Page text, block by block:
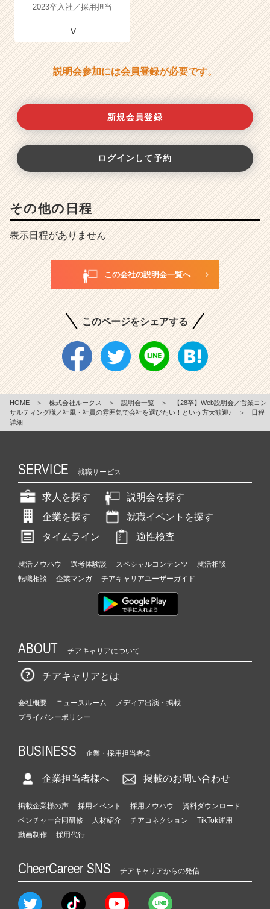
2023卒入社／採用担当
説明会参加には会員登録が必要です。
新規会員登録
ログインして予約
その他の日程
表示日程がありません
この会社の説明会一覧へ
このページをシェアする
HOME ＞ 株式会社ルークス ＞ 説明会一覧 ＞
【28卒】Web説明会／営業コン
サルティング職／社風・社員の雰囲気で会社を選びたい！という方大歓迎♪
＞
日程
詳細
SERVICE 就職サービス
求人を探す
説明会を探す
企業を探す
就職イベントを探す
タイムライン
適性検査
就活ノウハウ 選考体験談 スペシャルコンテンツ
就活相談
転職相談
企業マンガ チアキャリアユーザーガイド
ABOUT チアキャリアについて
チアキャリアとは
会社概要 ニュースルーム
メディア出演・掲載
プライバシーポリシー
BUSINESS 企業・採用担当者様
企業担当者様へ 掲載のお問い合わせ
掲載企業様の声 採用イベント 採用ノウハウ
資料ダウンロード
ベンチャー合同研修
人材紹介 チアコネクション
TikTok運用
動画制作
採用代行
CheerCareer SNS チアキャリアからの発信